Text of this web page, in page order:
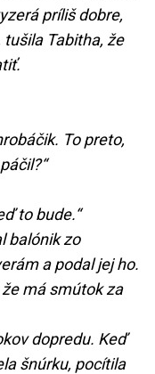
príliš dobre,
Tabitha, že
To preto,
to bude.“
balónik zo
a podal jej ho.
má smútok za
dopredu. Keď
šnúrku, pocítila